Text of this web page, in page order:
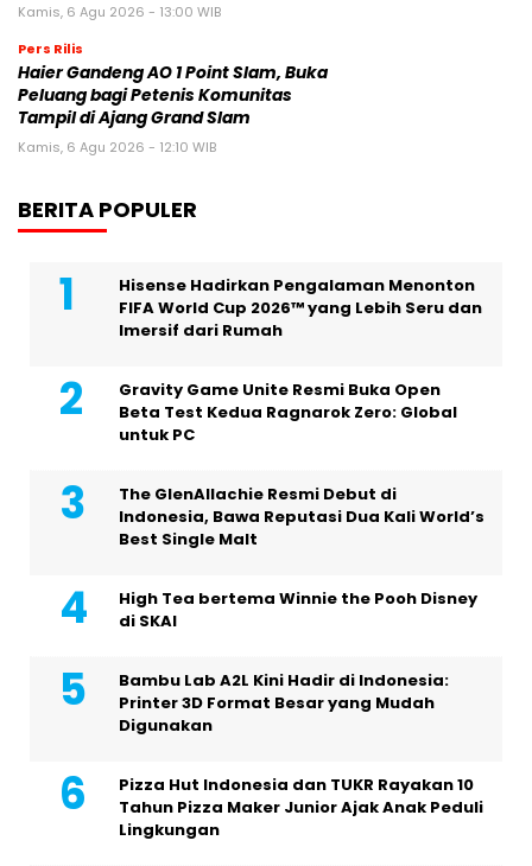
Kamis, 6 Agu 2026 - 13:00 WIB
Pers Rilis
Haier Gandeng AO 1 Point Slam, Buka
Peluang bagi Petenis Komunitas
Tampil di Ajang Grand Slam
Kamis, 6 Agu 2026 - 12:10 WIB
BERITA POPULER
Hisense Hadirkan Pengalaman Menonton
FIFA World Cup 2026™ yang Lebih Seru dan
Imersif dari Rumah
Gravity Game Unite Resmi Buka Open
Beta Test Kedua Ragnarok Zero: Global
untuk PC
The GlenAllachie Resmi Debut di
Indonesia, Bawa Reputasi Dua Kali World’s
Best Single Malt
High Tea bertema Winnie the Pooh Disney
di SKAI
Bambu Lab A2L Kini Hadir di Indonesia:
Printer 3D Format Besar yang Mudah
Digunakan
Pizza Hut Indonesia dan TUKR Rayakan 10
Tahun Pizza Maker Junior Ajak Anak Peduli
Lingkungan